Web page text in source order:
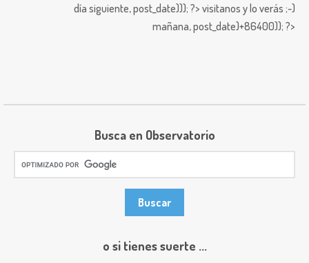
día siguiente,post_date))); ?> visitanos y lo verás ;-)
mañana,post_date)+86400)); ?>
Busca en Observatorio
o si tienes suerte ...